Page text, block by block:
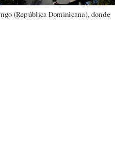
(República Dominicana), donde